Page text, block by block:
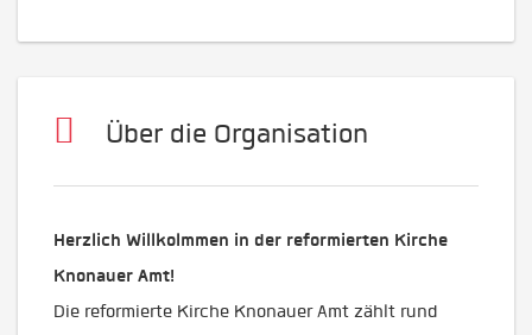
Über die Organisation
Herzlich Willkolmmen in der reformierten Kirche
Knonauer Amt!
Die reformierte Kirche Knonauer Amt zählt rund